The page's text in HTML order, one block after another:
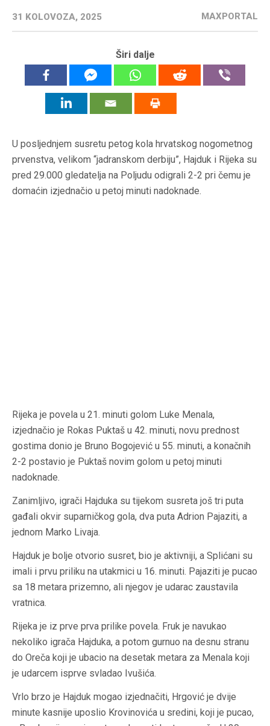
31 KOLOVOZA, 2025 MAXPORTAL
Širi dalje
U posljednjem susretu petog kola hrvatskog nogometnog
prvenstva, velikom “jadranskom derbiju”, Hajduk i Rijeka su
pred 29.000 gledatelja na Poljudu odigrali 2-2 pri čemu je
domaćin izjednačio u petoj minuti nadoknade.
Rijeka je povela u 21. minuti golom Luke Menala,
izjednačio je Rokas Puktaš u 42. minuti, novu prednost
gostima donio je Bruno Bogojević u 55. minuti, a konačnih
2-2 postavio je Puktaš novim golom u petoj minuti
nadoknade.
Zanimljivo, igrači Hajduka su tijekom susreta još tri puta
gađali okvir suparničkog gola, dva puta Adrion Pajaziti, a
jednom Marko Livaja.
Hajduk je bolje otvorio susret, bio je aktivniji, a Splićani su
imali i prvu priliku na utakmici u 16. minuti. Pajaziti je pucao
sa 18 metara prizemno, ali njegov je udarac zaustavila
vratnica.
Rijeka je iz prve prva prilike povela. Fruk je navukao
nekoliko igrača Hajduka, a potom gurnuo na desnu stranu
do Oreča koji je ubacio na desetak metara za Menala koji
je udarcem isprve svladao Ivušića.
Vrlo brzo je Hajduk mogao izjednačiti, Hrgović je dvije
minute kasnije uposlio Krovinovića u sredini, koji je pucao,